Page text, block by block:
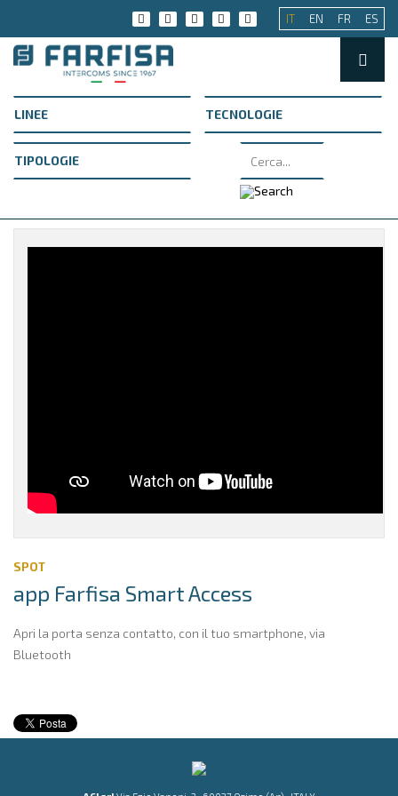
IT EN FR ES
SPOT
app Farfisa Smart Access
Apri la porta senza contatto, con il tuo smartphone, via
Bluetooth